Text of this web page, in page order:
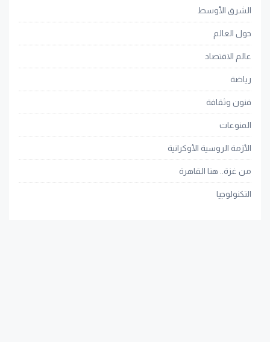
الشرق الأوسط
حول العالم
عالم الاقتصاد
رياضة
فنون وثقافة
المنوعات
الأزمة الروسية الأوكرانية
من غزة.. هنا القاهرة
التكنولوجيا